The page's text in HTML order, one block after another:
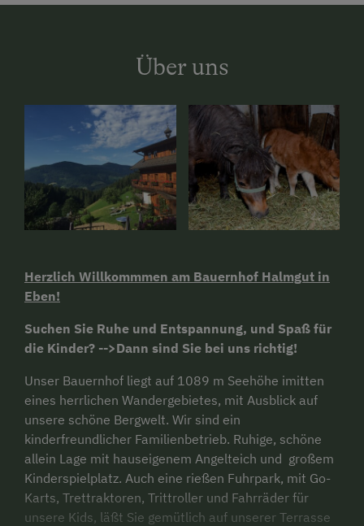
Über uns
Herzlich Willkommmen am Bauernhof Halmgut in
Eben!
Suchen Sie Ruhe und Entspannung, und Spaß für
die Kinder? -->Dann sind Sie bei uns richtig!
Unser Bauernhof liegt auf 1089 m Seehöhe imitten
eines herrlichen Wandergebietes, mit Ausblick auf
unsere schöne Bergwelt. Wir sind ein
kinderfreundlicher Familienbetrieb. Ruhige, schöne
allein Lage mit hauseigenem Angelteich und großem
Kinderspielplatz. Auch eine rießen Fuhrpark, mit Go-
Karts, Trettraktoren, Trittroller und Fahrräder für
unsere Kids, läßt Sie gemütlich auf unserer Terrasse